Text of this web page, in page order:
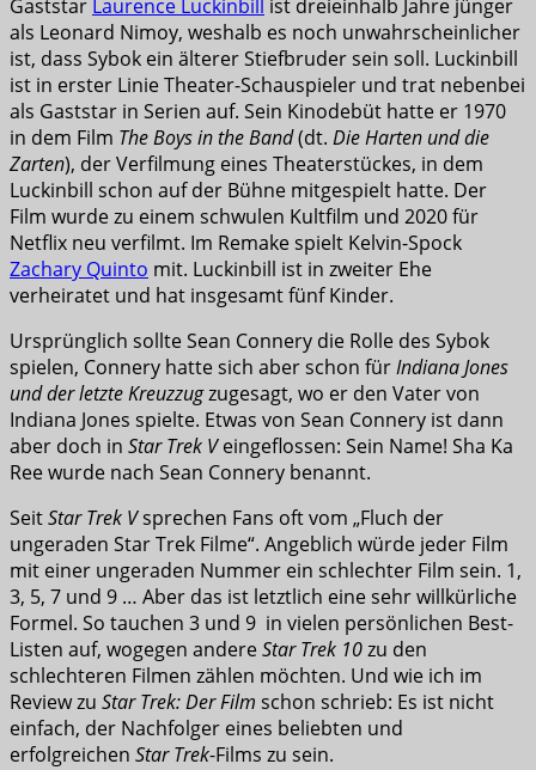
Gaststar Laurence Luckinbill ist dreieinhalb Jahre jünger
als Leonard Nimoy, weshalb es noch unwahrscheinlicher
ist, dass Sybok ein älterer Stiefbruder sein soll. Luckinbill
ist in erster Linie Theater-Schauspieler und trat nebenbei
als Gaststar in Serien auf. Sein Kinodebüt hatte er 1970
in dem Film The Boys in the Band(dt. Die Harten und die
Zarten), der Verfilmung eines Theaterstückes, in dem
Luckinbill schon auf der Bühne mitgespielt hatte. Der
Film wurde zu einem schwulen Kultfilm und 2020 für
Netflix neu verfilmt. Im Remake spielt Kelvin-Spock
Zachary Quinto mit. Luckinbill ist in zweiter Ehe
verheiratet und hat insgesamt fünf Kinder.
Ursprünglich sollte Sean Connery die Rolle des Sybok
spielen, Connery hatte sich aber schon fürIndiana Jones
und der letzte Kreuzzugzugesagt, wo er den Vater von
Indiana Jones spielte. Etwas von Sean Connery ist dann
aber doch in Star Trek Veingeflossen: Sein Name! Sha Ka
Ree wurde nach Sean Connery benannt.
SeitStar Trek Vsprechen Fans oft vom „Fluch der
ungeraden Star Trek Filme“. Angeblich würde jeder Film
mit einer ungeraden Nummer ein schlechter Film sein. 1,
3, 5, 7 und 9 … Aber das ist letztlich eine sehr willkürliche
Formel. So tauchen 3 und 9 in vielen persönlichen Best-
Listen auf, wogegen andereStar Trek 10zu den
schlechteren Filmen zählen möchten. Und wie ich im
Review zu Star Trek: Der Film schon schrieb: Es ist nicht
einfach, der Nachfolger eines beliebten und
erfolgreichen Star Trek-Films zu sein.